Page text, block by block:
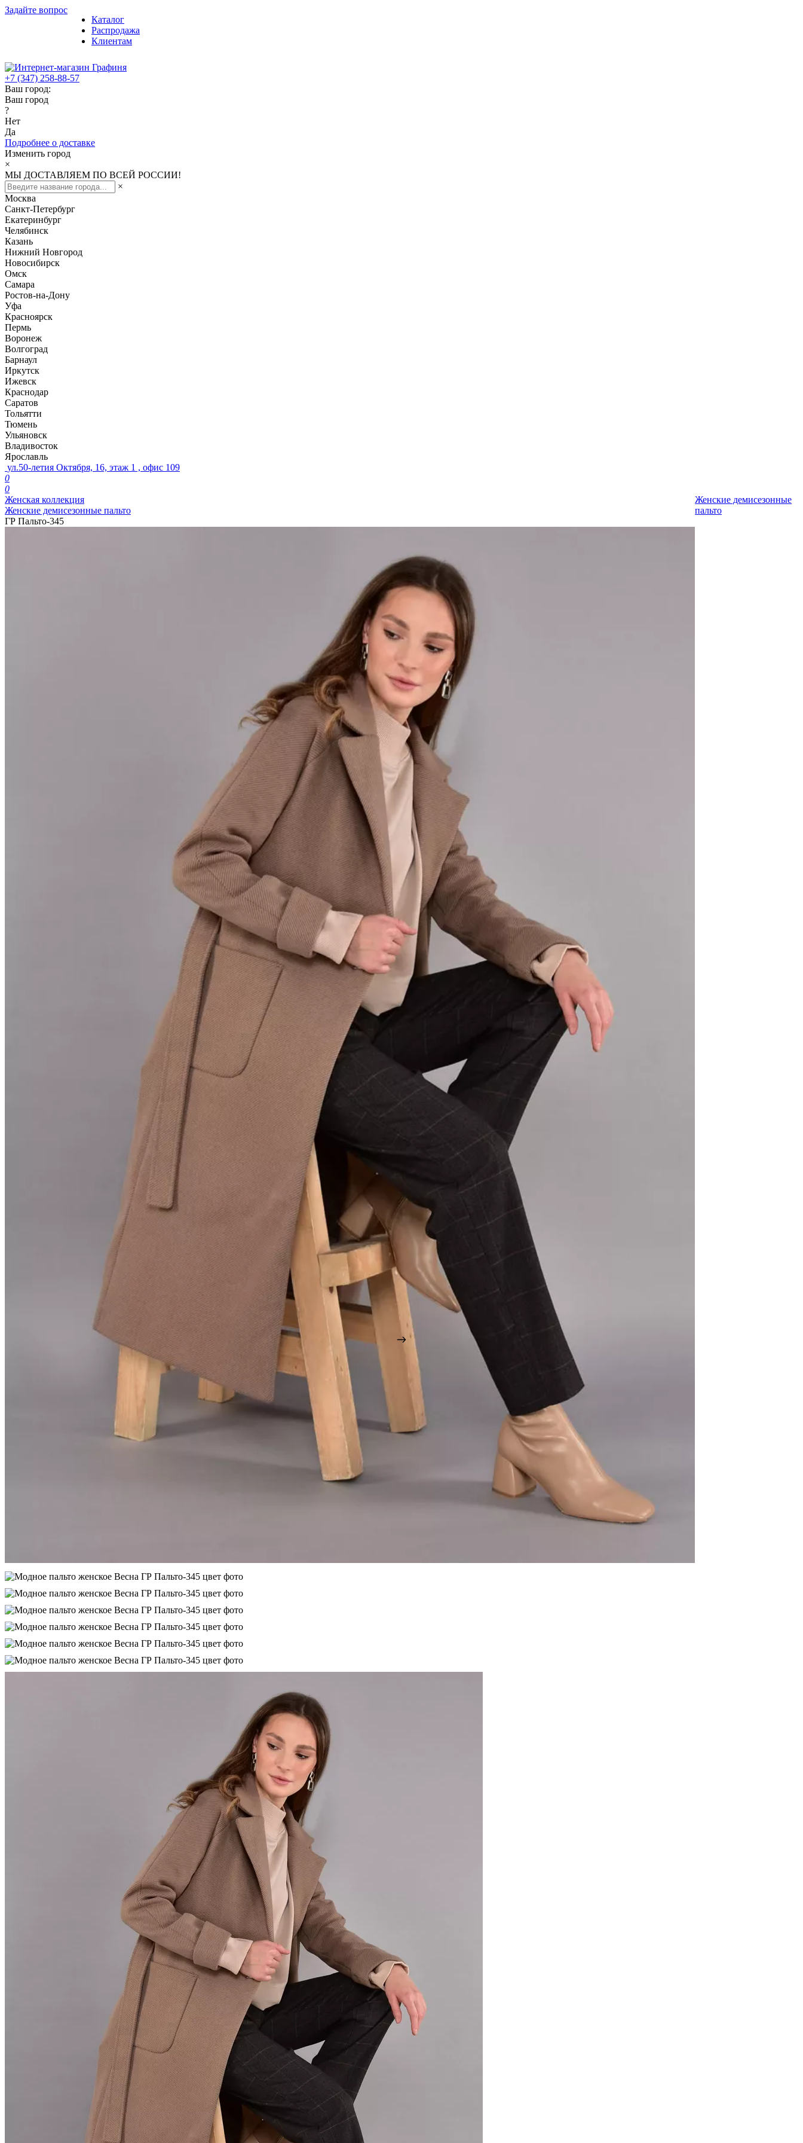
Задайте вопрос
Каталог
Распродажа
Клиентам
+7 (347) 258-88-57
Ваш город:
Ваш город
?
Нет
Да
Подробнее о доставке
Изменить город
×
МЫ ДОСТАВЛЯЕМ ПО ВСЕЙ РОССИИ!
×
Москва
Санкт-Петербург
Екатеринбург
Челябинск
Казань
Нижний Новгород
Новосибирск
Омск
Самара
Ростов-на-Дону
Уфа
Красноярск
Пермь
Воронеж
Волгоград
Барнаул
Иркутск
Ижевск
Краснодар
Саратов
Тольятти
Тюмень
Ульяновск
Владивосток
Ярославль
ул.50-летия Октября, 16, этаж 1 , офис 109
0
0
Женская коллекция
Женские демисезонные пальто
ГР Пальто-345
Женские демисезонные
пальто